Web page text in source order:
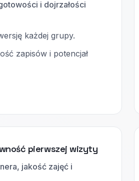
i dojrzałości
każdej grupy.
zapisów i potencjał
pierwszej wizyty
jakość zajęć i